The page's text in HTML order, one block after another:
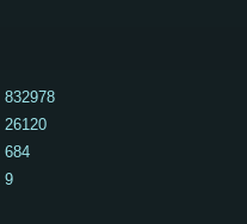
9
832978
26120
684